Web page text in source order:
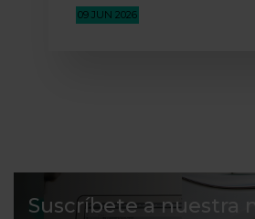
09 JUN 2026
Suscríbete a nuestra